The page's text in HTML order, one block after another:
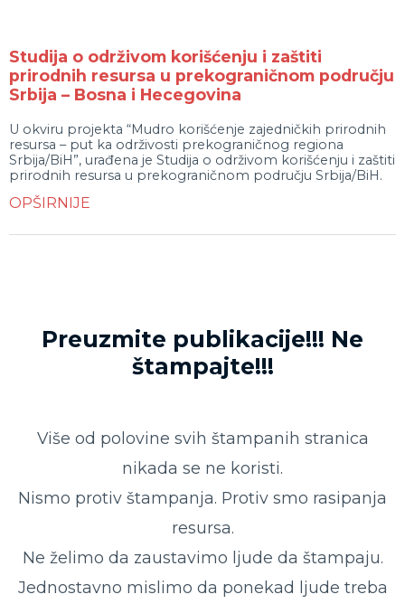
Studija o održivom korišćenju i zaštiti
prirodnih resursa u prekograničnom području
Srbija – Bosna i Hecegovina
U okviru projekta “Mudro korišćenje zajedničkih prirodnih
resursa – put ka održivosti prekograničnog regiona
Srbija/BiH”, urađena je Studija o održivom korišćenju i zaštiti
prirodnih resursa u prekograničnom području Srbija/BiH.
OPŠIRNIJE
Preuzmite publikacije!!! Ne
štampajte!!!
Više od polovine svih štampanih stranica
nikada se ne koristi.
Nismo protiv štampanja. Protiv smo rasipanja
resursa.
Ne želimo da zaustavimo ljude da štampaju.
Jednostavno mislimo da ponekad ljude treba